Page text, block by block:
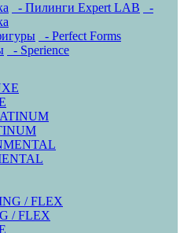
- Пилинги Expert LAB
-
- Perfect Forms
- Sperience
/ FLEX